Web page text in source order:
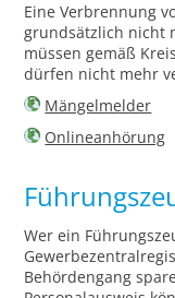
Eine Verbrennung
grundsätzlich nicht
müssen gemäß
dürfen nicht mehr
Mängelmelder
Onlineanhörung
Wer ein
Behördengang